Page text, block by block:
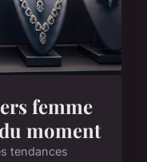
femme
moment
tendances